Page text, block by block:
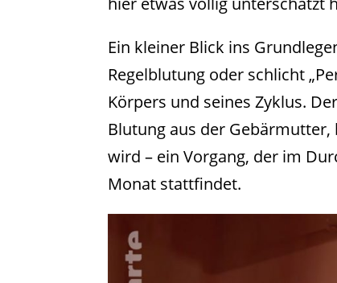
Ein kleiner Blick ins
Regelblutung oder schlicht
Körpers und seines Zyklus.
Blutung aus der
wird – ein Vorgang, der im
Monat stattfindet.